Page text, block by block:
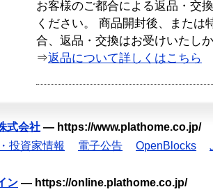
お客様のご都合による返品・交
ください。 商品開封後、または
合、返品・交換はお受けいたし
⇒返品について詳しくはこちら
式会社 — https://www.plathome.co.jp/
投資家情報 電子公告 OpenBlocks
ン — https://online.plathome.co.jp/